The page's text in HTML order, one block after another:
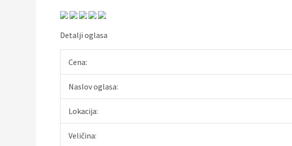
Detalji oglasa
Cena:
Naslov oglasa:
Lokacija:
Veličina: